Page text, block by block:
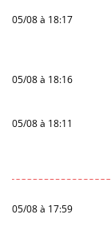
05/08 à 18:17
05/08 à 18:16
05/08 à 18:11
05/08 à 17:59